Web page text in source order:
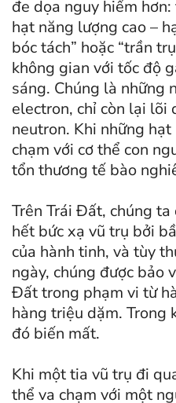
đe dọa nguy hiểm
hạt năng lượng cao –
bóc tách” hoặc “trần
không gian với tốc độ
sáng. Chúng là những
electron, chỉ còn lại lõi
neutron. Khi những
chạm với cơ thể con
tổn thương tế bào
Trên Trái Đất, chúng
hết bức xạ vũ trụ bởi
của hành tinh, và tùy
ngày, chúng được bảo
Đất trong phạm vi từ
hàng triệu dặm. Trong
đó biến mất.
Khi một tia vũ trụ đi
thể va chạm với một